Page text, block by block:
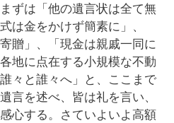
ずは「他の遺言状は全て無
は金をかけず簡素に」、
贈」、「現金は親戚一同に
地に点在する小規模な不動
々と誰々へ」と、ここまで
言を述べ、皆は礼を言い、
心する。さていよいよ高額